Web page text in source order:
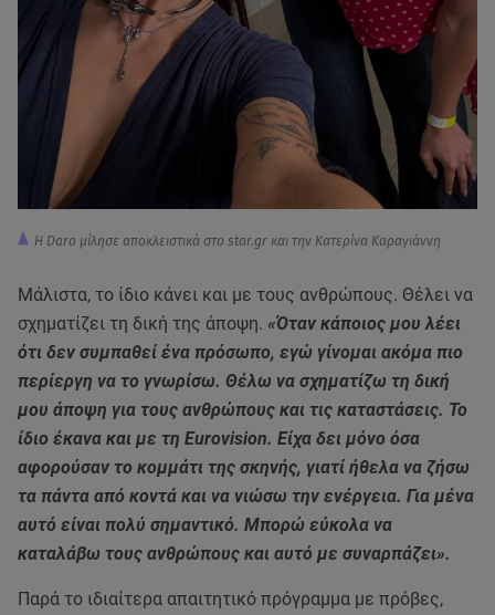
H Dara μίλησε αποκλειστικά στο star.gr και την Κατερίνα Καραγιάννη
Μάλιστα, το ίδιο κάνει και με τους ανθρώπους. Θέλει να
σχηματίζει τη δική της άποψη. «Όταν κάποιος μου λέει
ότι δεν συμπαθεί ένα πρόσωπο, εγώ γίνομαι ακόμα πιο
περίεργη να το γνωρίσω. Θέλω να σχηματίζω τη δική
μου άποψη για τους ανθρώπους και τις καταστάσεις. Το
ίδιο έκανα και με τη Eurovision. Είχα δει μόνο όσα
αφορούσαν το κομμάτι της σκηνής, γιατί ήθελα να ζήσω
τα πάντα από κοντά και να νιώσω την ενέργεια. Για μένα
αυτό είναι πολύ σημαντικό. Μπορώ εύκολα να
καταλάβω τους ανθρώπους και αυτό με συναρπάζει».
Παρά το ιδιαίτερα απαιτητικό πρόγραμμα με πρόβες,